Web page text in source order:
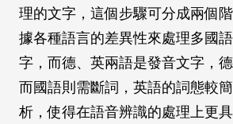
理的文字，這個步驟可分成兩個
據各種語言的差異性來處理多國
字，而德、英兩語是發音文字，
而國語則需斷詞，英語的詞態較
析，使得在語音辨識的處理上更